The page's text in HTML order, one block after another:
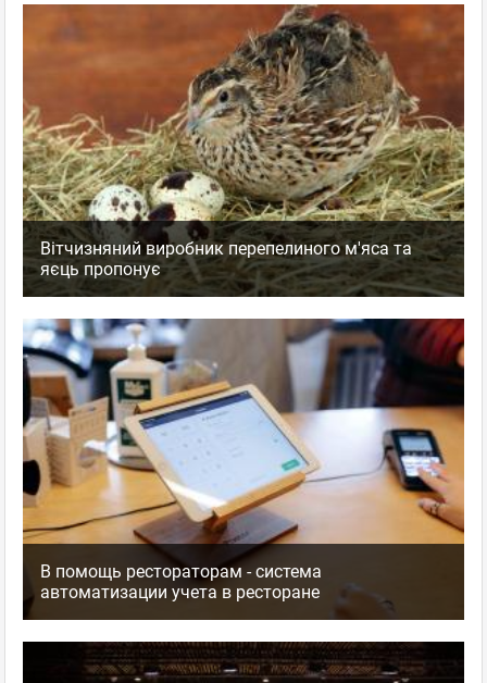
Вітчизняний виробник перепелиного м'яса та
яєць пропонує
В помощь рестораторам - система
автоматизации учета в ресторане